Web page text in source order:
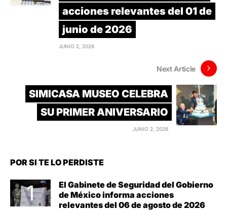
acciones relevantes del 01 de
junio de 2026
JUNIO 2, 2026
Next Article
SIMICASA MUSEO CELEBRA
SU PRIMER ANIVERSARIO
JUNIO 2, 2026
POR SI TE LO PERDISTE
El Gabinete de Seguridad del Gobierno
de México informa acciones
relevantes del 06 de agosto de 2026